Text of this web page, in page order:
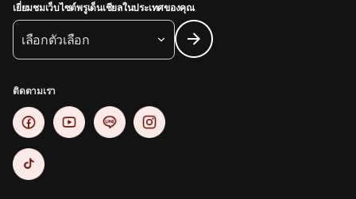
เยี่ยมชมเว็บไซต์พรูเด็นเชียลในประเทศของคุณ
เลือกตัวเลือก
ติดตามเรา